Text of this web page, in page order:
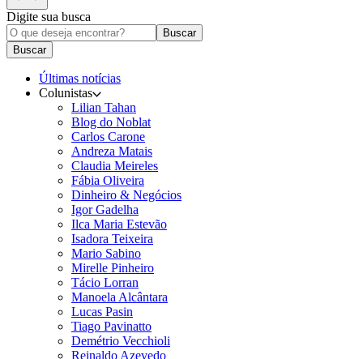
Digite sua busca
Buscar
Buscar
Últimas notícias
Colunistas
Lilian Tahan
Blog do Noblat
Carlos Carone
Andreza Matais
Claudia Meireles
Fábia Oliveira
Dinheiro & Negócios
Igor Gadelha
Ilca Maria Estevão
Isadora Teixeira
Mario Sabino
Mirelle Pinheiro
Tácio Lorran
Manoela Alcântara
Lucas Pasin
Tiago Pavinatto
Demétrio Vecchioli
Reinaldo Azevedo